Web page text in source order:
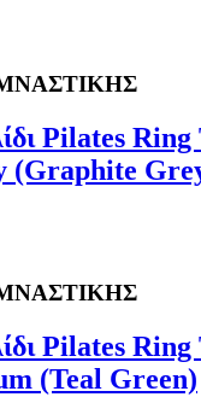
Pilates
(Graphite
Pilates
(Teal Green)